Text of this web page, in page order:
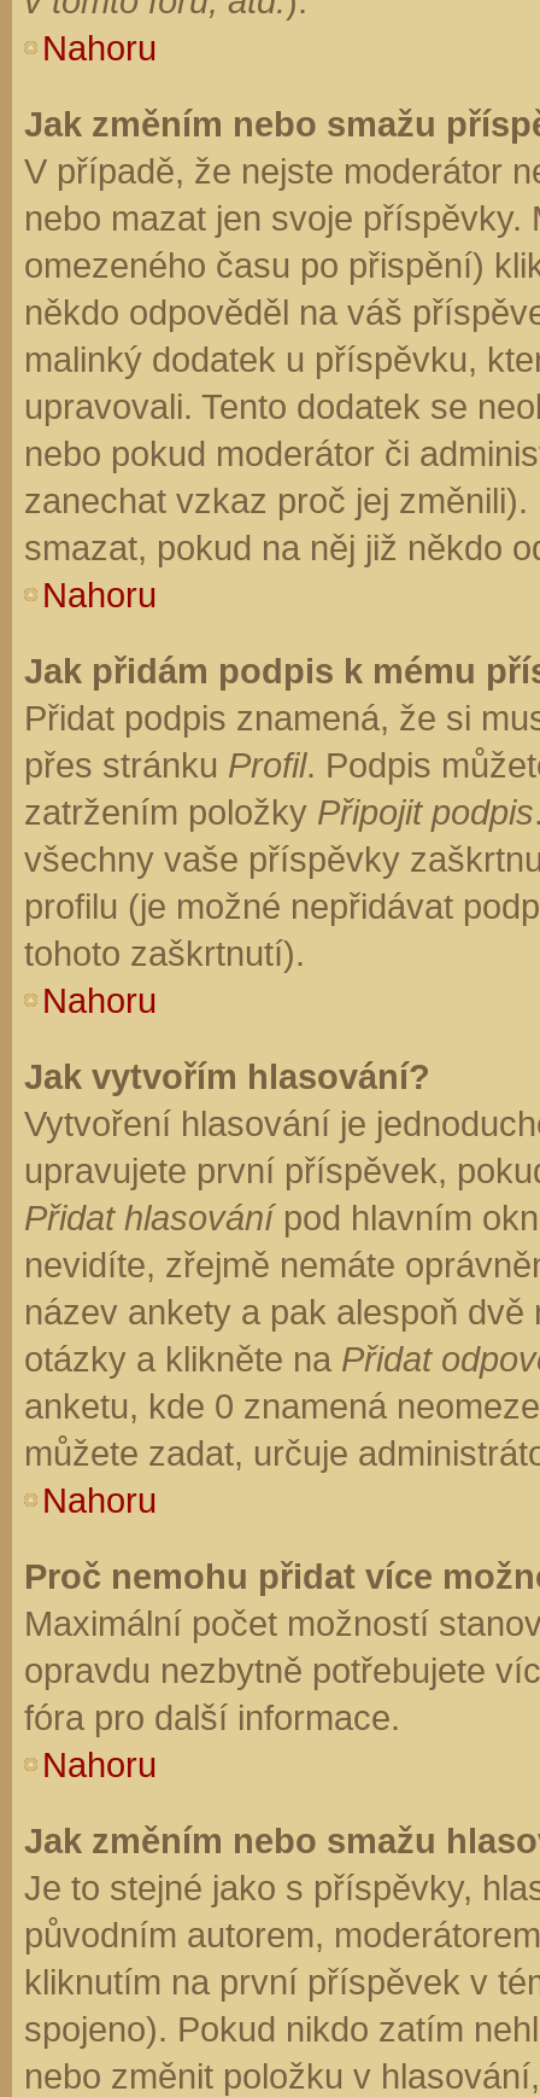
Nahoru
Jak změním nebo smažu
V případě, že nejste moderátor
nebo mazat jen svoje
omezeného času po přispění)
někdo odpověděl na váš
malinký dodatek u příspěvku,
upravovali. Tento dodatek se
nebo pokud moderátor či
zanechat vzkaz proč jej
smazat, pokud na něj již někdo
Nahoru
Jak přidám podpis k mému
Přidat podpis znamená, že si
přes stránku Profil. Podpis
zatržením položky Připojit podpis
všechny vaše příspěvky
profilu (je možné nepřidávat
tohoto zaškrtnutí).
Nahoru
Jak vytvořím hlasování?
Vytvoření hlasování je
upravujete první příspěvek,
Přidat hlasovánípod hlavním
nevidíte, zřejmě nemáte
název ankety a pak alespoň
otázky a klikněte na Přidat
anketu, kde 0 znamená
můžete zadat, určuje
Nahoru
Proč nemohu přidat více
Maximální počet možností
opravdu nezbytně potřebujete
fóra pro další informace.
Nahoru
Jak změním nebo smažu
Je to stejné jako s příspěvky,
původním autorem,
kliknutím na první příspěvek v
spojeno). Pokud nikdo zatím
nebo změnit položku v